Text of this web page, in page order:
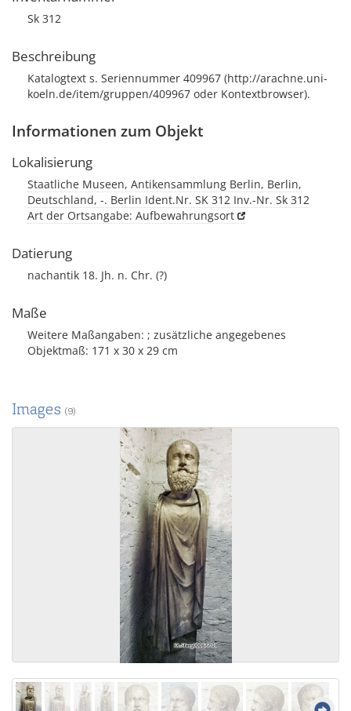
Sk 312
Beschreibung
Katalogtext s. Seriennummer 409967 (http://arachne.uni-
koeln.de/item/gruppen/409967 oder Kontextbrowser).
Informationen zum Objekt
Lokalisierung
Staatliche Museen, Antikensammlung Berlin, Berlin,
Deutschland, -. Berlin Ident.Nr. SK 312 Inv.-Nr. Sk 312
Art der Ortsangabe: Aufbewahrungsort
Datierung
nachantik 18. Jh. n. Chr. (?)
Maße
Weitere Maßangaben: ; zusätzliche angegebenes
Objektmaß: 171 x 30 x 29 cm
Images (9)